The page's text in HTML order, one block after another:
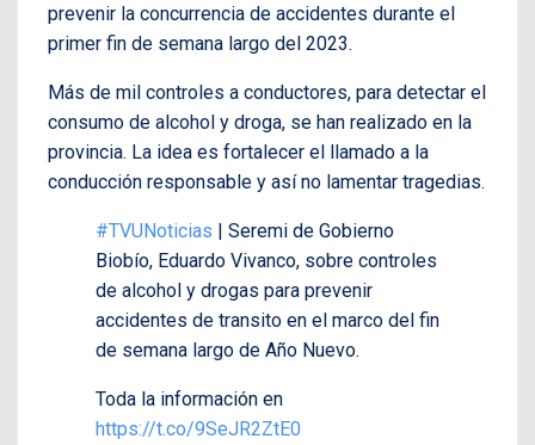
prevenir la concurrencia de accidentes durante el
primer fin de semana largo del 2023.
Más de mil controles a conductores, para detectar el
consumo de alcohol y droga, se han realizado en la
provincia. La idea es fortalecer el llamado a la
conducción responsable y así no lamentar tragedias.
#TVUNoticias | Seremi de Gobierno
Biobío, Eduardo Vivanco, sobre controles
de alcohol y drogas para prevenir
accidentes de transito en el marco del fin
de semana largo de Año Nuevo.
Toda la información en
https://t.co/9SeJR2ZtE0